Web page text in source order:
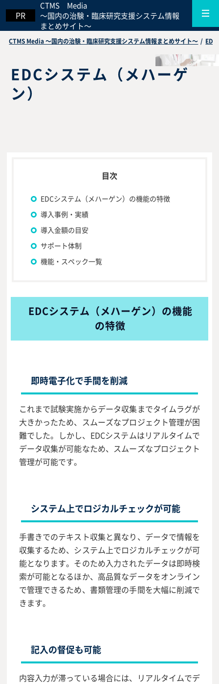
CTMS Media
～国内の治験・臨床研究支援システム情報
まとめサイト～
CTMS Media ～国内の治験・臨床研究支援システム情報まとめサイト～ /
EDCシステム（メハーゲ
ン）
EDCシステム（メハーゲン）の機能の特徴
導入事例・実績
導入金額の目安
サポート体制
機能・スペック一覧
EDCシステム（メハーゲン）の機能
の特徴
即時電子化で手間を削減
これまで試験実施からデータ収集までタイムラグが
大きかったため、スムーズなプロジェクト管理が困
難でした。しかし、EDCシステムはリアルタイムで
データ収集が可能なため、スムーズなプロジェクト
管理が可能です。
システム上でロジカルチェックが可能
手書きでのテキスト収集と異なり、データで情報を
収集するため、システム上でロジカルチェックが可
能となります。そのため入力されたデータは即時検
索が可能となるほか、高品質なデータをオンライン
で管理できるため、書類管理の手間を大幅に削減で
きます。
記入の督促も可能
内容入力が滞っている場合には、リアルタイムでデ